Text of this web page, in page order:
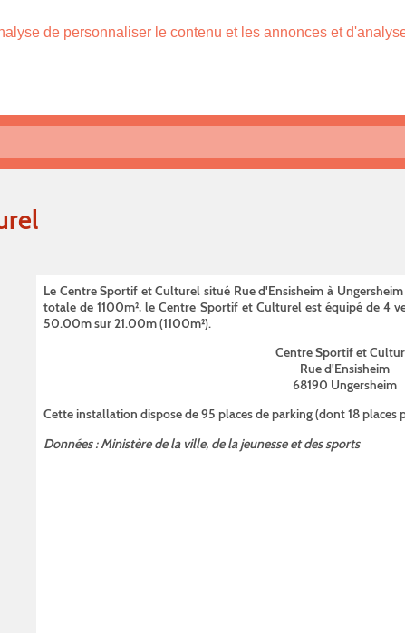
de personnaliser le contenu et les annonces et
Le Centre Sportif et Culturel situé Rue d'Ensisheim à
totale de 1100m², le Centre Sportif et Culturel est équipé de 4
50.00m sur 21.00m (1100m²).
Centre Sportif et
Rue d'Ensisheim
68190 Ungersheim
Cette installation dispose de 95 places de parking (dont 18 places
Données : Ministère de la ville, de la jeunesse et des sports